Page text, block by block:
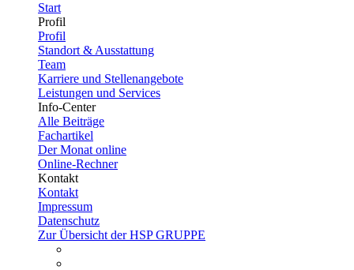
Start
Profil
Profil
Standort & Ausstattung
Team
Karriere und Stellenangebote
Leistungen und Services
Info-Center
Alle Beiträge
Fachartikel
Der Monat online
Online-Rechner
Kontakt
Kontakt
Impressum
Datenschutz
Zur Übersicht der HSP GRUPPE